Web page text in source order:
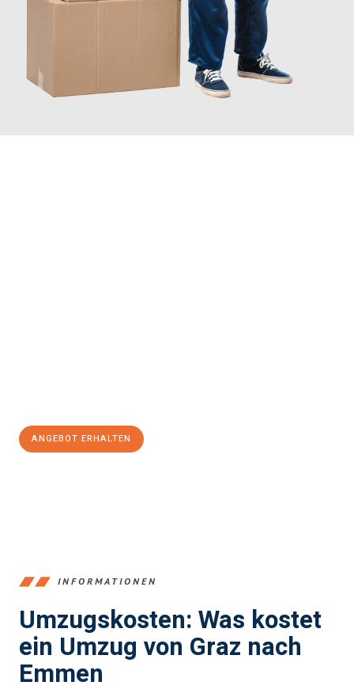
ANGEBOT ERHALTEN
INFORMATIONEN
Umzugskosten: Was kostet
ein Umzug von Graz nach
Emmen